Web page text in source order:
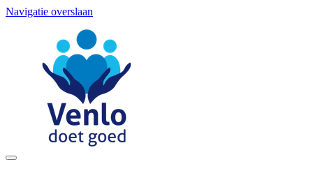
Navigatie overslaan